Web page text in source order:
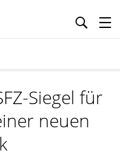
Siegel für
neuen